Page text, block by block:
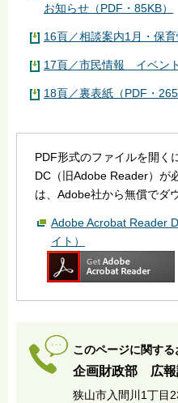
お知らせ（PDF・85KB）
16頁／相談案内1月・保
17頁／市民情報 イベン
18頁／裏表紙（PDF・
PDF形式のファイルを開く
DC（旧Adobe Reader）が
は、Adobe社から無償でダ
Adobe Acrobat Reader
イト）
このページに関す
企画財政部 広報
狭山市入間川1丁目